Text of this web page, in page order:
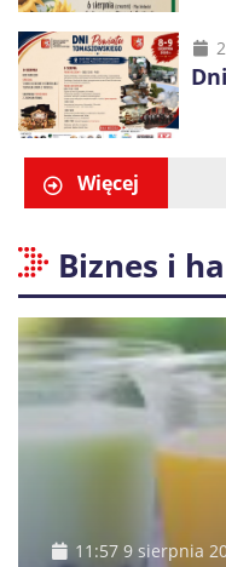
Więcej
Biznes i
11:57 9 sierpnia